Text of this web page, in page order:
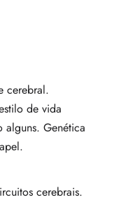
cerebral.
de vida
alguns. Genética
cerebrais.